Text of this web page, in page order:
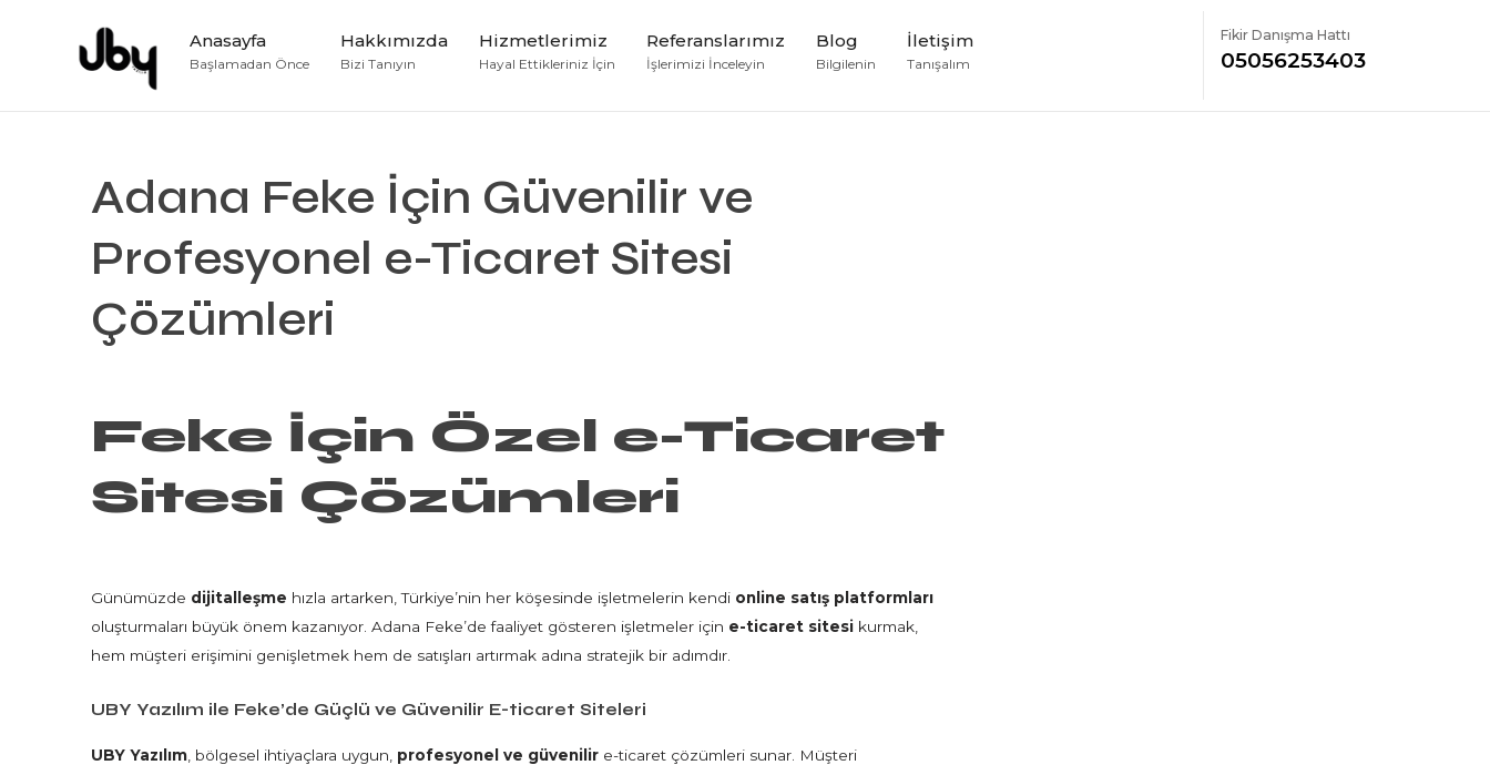
Anasayfa
Başlamadan Önce
Hakkımızda
Bizi Tanıyın
Hizmetlerimiz
Hayal Ettikleriniz İçin
Referanslarımız
İşlerimizi İnceleyin
Blog
Bilgilenin
İletişim
Tanışalım
Fikir Danışma Hattı
05056253403
Adana Feke İçin Güvenilir ve
Profesyonel e-Ticaret Sitesi
Çözümleri
Feke İçin Özel e-Ticaret
Sitesi Çözümleri
Günümüzde dijitalleşme hızla artarken, Türkiye’nin her köşesinde işletmelerin kendi online satış platformları
oluşturmaları büyük önem kazanıyor. Adana Feke’de faaliyet gösteren işletmeler için e-ticaret sitesi kurmak,
hem müşteri erişimini genişletmek hem de satışları artırmak adına stratejik bir adımdır.
UBY Yazılım ile Feke’de Güçlü ve Güvenilir E-ticaret Siteleri
UBY Yazılım , bölgesel ihtiyaçlara uygun, profesyonel ve güvenilir e-ticaret çözümleri sunar. Müşteri